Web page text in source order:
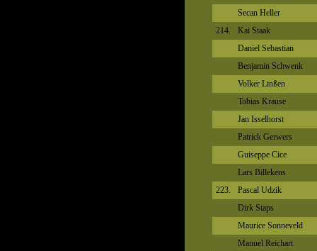
Secan Heller
214.
Kai Staak
Daniel Sebastian
Benjamin Schwenk
Volker Linßen
Tobias Krause
Jan Isselhorst
Patrick Gerwers
Guiseppe Cice
Lars Billekens
223.
Pascal Udzik
Dirk Staps
Maurice Sonneveld
Manuel Reichart